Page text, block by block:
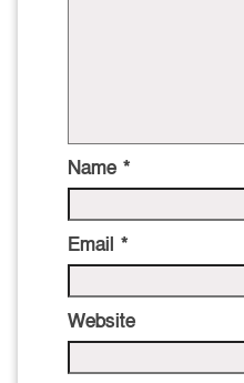
Name *
Email *
Website